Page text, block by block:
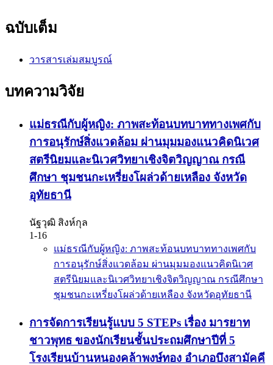
ฉบับเต็ม
วารสารเล่มสมบูรณ์
บทความวิจัย
แม่ธรณีกับผู้หญิง: ภาพสะท้อนบทบาททางเพศกับ
การอนุรักษ์สิ่งแวดล้อม ผ่านมุมมองแนวคิดนิเวศ
สตรีนิยมและนิเวศวิทยาเชิงจิตวิญญาณ กรณี
ศึกษา ชุมชนกะเหรี่ยงโผล่วด้ายเหลือง จังหวัด
อุทัยธานี
นัฐวุฒิ สิงห์กุล
1-16
แม่ธรณีกับผู้หญิง: ภาพสะท้อนบทบาททางเพศกับ
การอนุรักษ์สิ่งแวดล้อม ผ่านมุมมองแนวคิดนิเวศ
สตรีนิยมและนิเวศวิทยาเชิงจิตวิญญาณ กรณีศึกษา
ชุมชนกะเหรี่ยงโผล่วด้ายเหลือง จังหวัดอุทัยธานี
การจัดการเรียนรู้แบบ 5 STEPs เรื่อง มารยาท
ชาวพุทธ ของนักเรียนชั้นประถมศึกษาปีที่ 5
โรงเรียนบ้านหนองคล้าพงษ์ทอง อำเภอบึงสามัคคี